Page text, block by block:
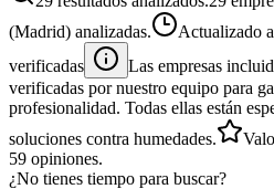
(Madrid) analizadas.
Actualizado
verificadas
Las empresas
verificadas por nuestro equipo para
profesionalidad. Todas ellas están
soluciones contra humedades.
59 opiniones.
¿No tienes tiempo para buscar?